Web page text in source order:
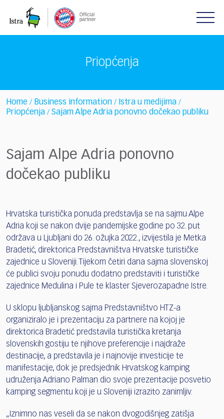
note:
Priopćenja
Home / Business information / Istra u medijima /
Priopćenja / Sajam Alpe Adria ponovno dočekao publiku
Sajam Alpe Adria ponovno
dočekao publiku
Hrvatska turistička ponuda predstavlja se na sajmu Alpe
Adria koji se nakon dvije pandemijske godine po 32. put
održava u Ljubljani do 26. ožujka 2022., izvijestila je Metka
Bradetić, direktorica Predstavništva Hrvatske turističke
zajednice u Sloveniji. Tijekom četiri dana sajma slovenskoj
će publici svoju ponudu dodatno predstaviti i turističke
zajednice Medulina i Pule te klaster Sjeverozapadne Istre.
U sklopu ljubljanskog sajma Predstavništvo HTZ-a
organiziralo je i prezentaciju za partnere na kojoj je
direktorica Bradetić predstavila turistička kretanja
slovenskih gostiju te njihove preferencije i najdraže
destinacije, a predstavila je i najnovije investicije te
manifestacije, dok je predsjednik Hrvatskog kamping
udruženja Adriano Palman dio svoje prezentacije posvetio
kamping segmentu koji je u Sloveniji izrazito zanimljiv.
„Iznimno nas veseli da se nakon dvogodišnjeg zatišja